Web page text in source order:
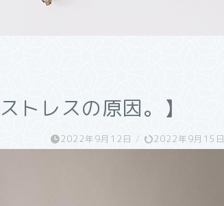
トレスの原因。】
2022年9月12日 / 2022年9月15日